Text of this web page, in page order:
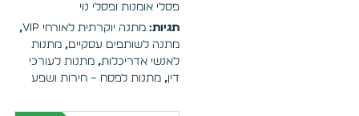
פסלי אומנות ופסלי נוי
תגיות: מתנה יוקרתית לאורחי VIP
,
מתנה לשותפים עסקיים, מתנות
לאנשי אדריכלות, מתנות לעורכי
דין, מתנות לפסח – חירות ושפע